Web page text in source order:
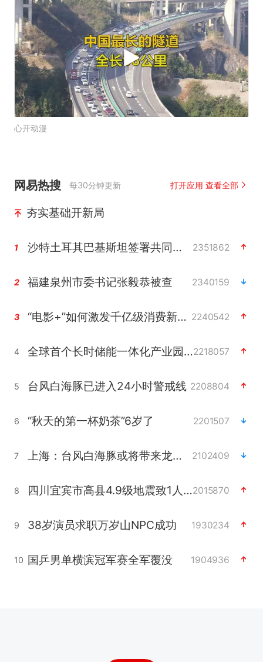
心开动漫
网易热搜 每30分钟更新 打开应用 查看全部
夯实基础开新局
1 沙特土耳其巴基斯坦签署共同防务协议 2351862
2 福建泉州市委书记张毅恭被查 2340159
3 “电影+”如何激发千亿级消费新活力？ 2240542
4 全球首个长时储能一体化产业园量产2218057
5 台风白海豚已进入24小时警戒线 2208804
6 “秋天的第一杯奶茶”6岁了 2201507
7 上海：台风白海豚或将带来龙卷风 2102409
8 四川宜宾市高县4.9级地震致1人死亡2015870
9 38岁演员求职万岁山NPC成功 1930234
10 国乒男单横滨冠军赛全军覆没 1904936